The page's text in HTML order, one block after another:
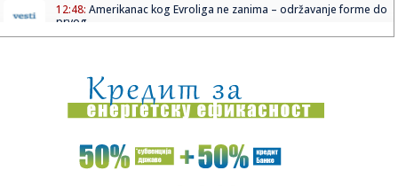
12:48: Amerikanac kog Evroliga ne zanima – održavanje forme do
prvog ...
12:46:VIDEO: Vučić na mostu rekao da nije zadovoljan brzinom
kojom se...
12:45:O ovom srpskom spektaklu priča planeta: Dejan Petrović
zapalio ...